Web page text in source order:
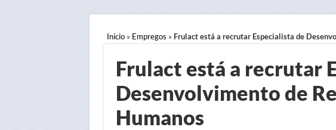
Início» Empregos » Frulact está a recrutar Especialista de
Frulact está a recrutar
Desenvolvimento de
Humanos